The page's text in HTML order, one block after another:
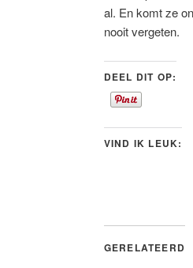
al. En komt ze
nooit vergeten.
DEEL DIT OP:
VIND IK LEUK:
GERELATEERD